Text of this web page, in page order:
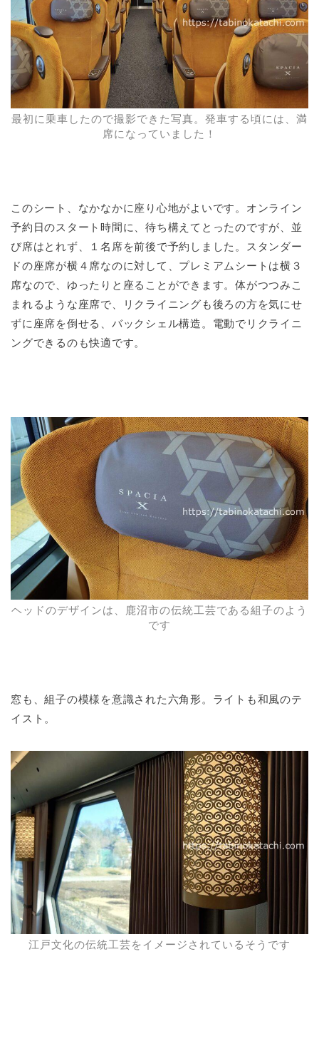
最初に乗車したので撮影できた写真。発車する頃には、満
席になっていました！
このシート、なかなかに座り心地がよいです。オンライン
予約日のスタート時間に、待ち構えてとったのですが、並
び席はとれず、１名席を前後で予約しました。スタンダー
ドの座席が横４席なのに対して、プレミアムシートは横３
席なので、ゆったりと座ることができます。体がつつみこ
まれるような座席で、リクライニングも後ろの方を気にせ
ずに座席を倒せる、バックシェル構造。電動でリクライニ
ングできるのも快適です。
ヘッドのデザインは、鹿沼市の伝統工芸である組子のよう
です
窓も、組子の模様を意識された六角形。ライトも和風のテ
イスト。
江戸文化の伝統工芸をイメージされているそうです